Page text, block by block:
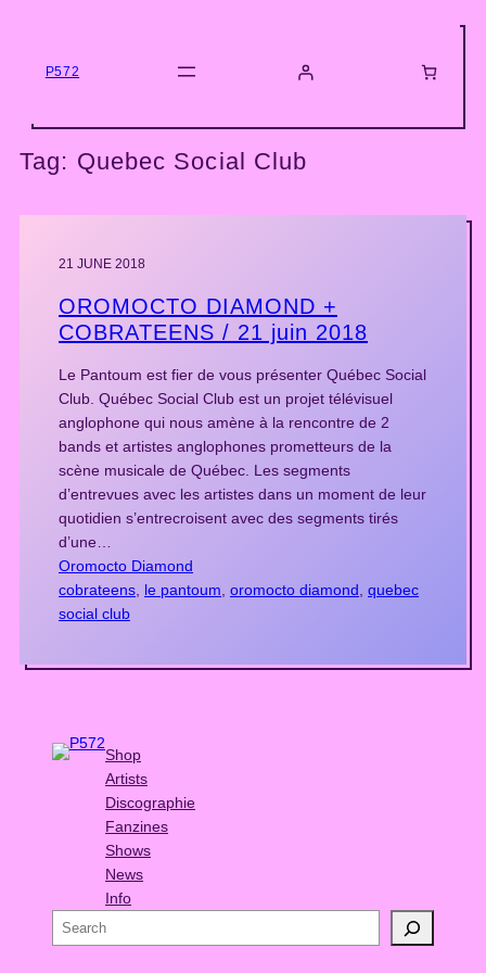
contentP572
Tag: Quebec Social Club
21 JUNE 2018
OROMOCTO DIAMOND +
COBRATEENS / 21 juin 2018
Le Pantoum est fier de vous présenter Québec Social
Club. Québec Social Club est un projet télévisuel
anglophone qui nous amène à la rencontre de 2
bands et artistes anglophones prometteurs de la
scène musicale de Québec. Les segments
d’entrevues avec les artistes dans un moment de leur
quotidien s’entrecroisent avec des segments tirés
d’une…
Oromocto Diamond
cobrateens, le pantoum, oromocto diamond, quebec
social club
Shop
Artists
Discographie
Fanzines
Shows
News
Info
e